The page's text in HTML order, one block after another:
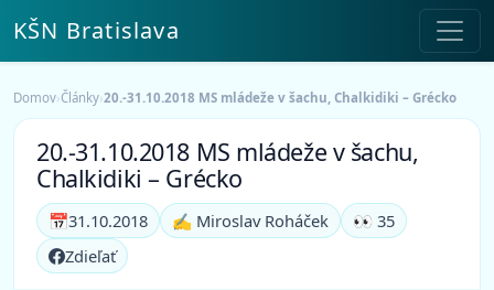
KŠN Bratislava
Domov›Články›20.-31.10.2018 MS mládeže v šachu, Chalkidiki – Grécko
20.-31.10.2018 MS mládeže v šachu,
Chalkidiki – Grécko
📅31.10.2018 ✍️ Miroslav Roháček
👀 35
Zdieľať